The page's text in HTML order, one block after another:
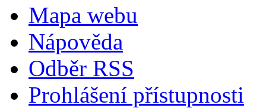
Mapa webu
Nápověda
Odběr RSS
Prohlášení přístupnosti